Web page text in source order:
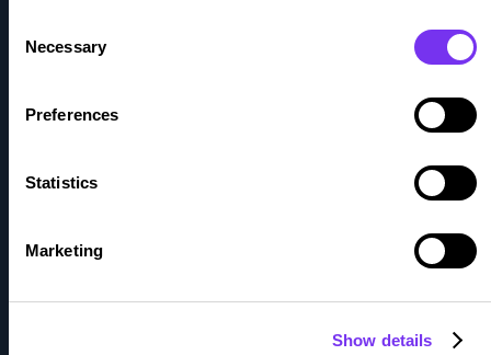
Selection
Necessary
Preferences
Statistics
Marketing
Show details
Talouspäällikköpalvelut
Myyntilaskutuspalvelut